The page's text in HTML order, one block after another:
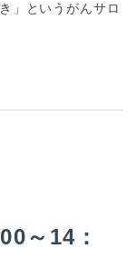
」というがんサロ
～14：